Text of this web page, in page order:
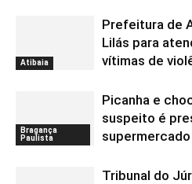
Atibaia
Prefeitura de
Lilás para
vítimas de
Bragança
Paulista
Picanha e
suspeito é
supermercado
Tribunal do